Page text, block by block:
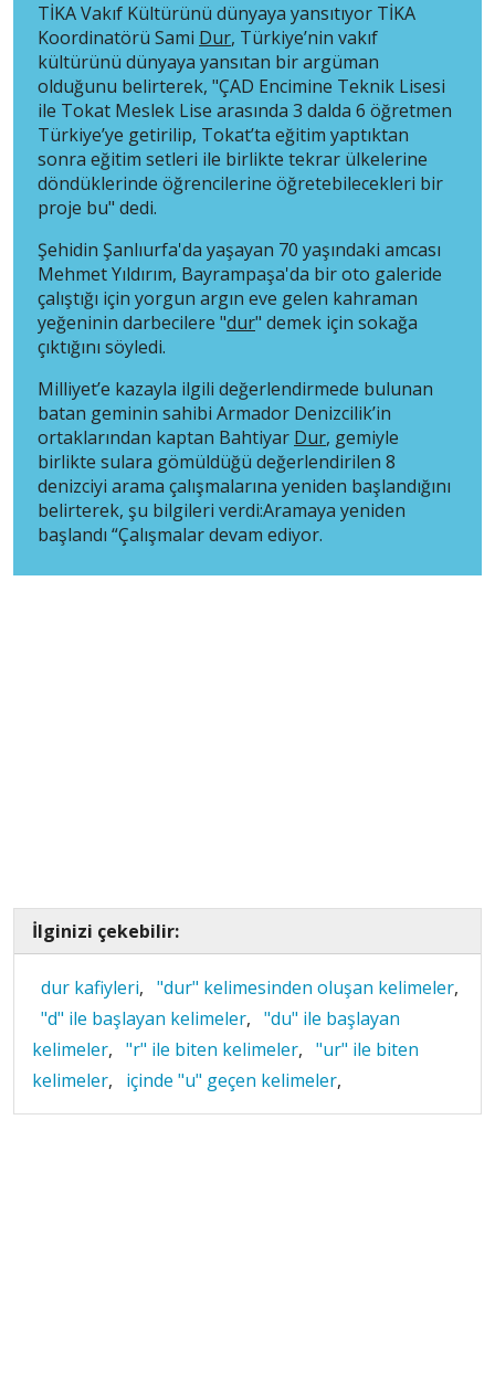
TİKA Vakıf Kültürünü dünyaya yansıtıyor TİKA
Koordinatörü Sami Dur, Türkiye’nin vakıf
kültürünü dünyaya yansıtan bir argüman
olduğunu belirterek, "ÇAD Encimine Teknik Lisesi
ile Tokat Meslek Lise arasında 3 dalda 6 öğretmen
Türkiye’ye getirilip, Tokat’ta eğitim yaptıktan
sonra eğitim setleri ile birlikte tekrar ülkelerine
döndüklerinde öğrencilerine öğretebilecekleri bir
proje bu" dedi.
Şehidin Şanlıurfa'da yaşayan 70 yaşındaki amcası
Mehmet Yıldırım, Bayrampaşa'da bir oto galeride
çalıştığı için yorgun argın eve gelen kahraman
yeğeninin darbecilere "dur" demek için sokağa
çıktığını söyledi.
Milliyet’e kazayla ilgili değerlendirmede bulunan
batan geminin sahibi Armador Denizcilik’in
ortaklarından kaptan Bahtiyar Dur, gemiyle
birlikte sulara gömüldüğü değerlendirilen 8
denizciyi arama çalışmalarına yeniden başlandığını
belirterek, şu bilgileri verdi:Aramaya yeniden
başlandı “Çalışmalar devam ediyor.
İlginizi çekebilir:
dur kafiyleri, "dur" kelimesinden oluşan kelimeler,
"d" ile başlayan kelimeler, "du" ile başlayan
kelimeler, "r" ile biten kelimeler, "ur" ile biten
kelimeler, içinde "u" geçen kelimeler,